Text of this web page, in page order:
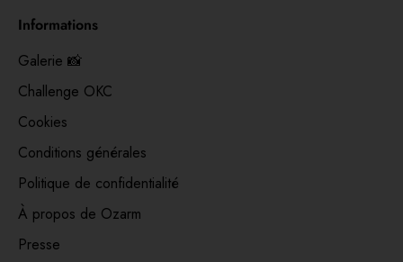
Informations
Galerie 📸
Challenge OKC
Cookies
Conditions générales
Politique de confidentialité
À propos de Ozarm
Presse